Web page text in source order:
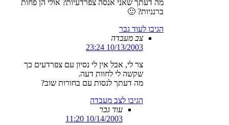
מה דעתך שאני אנסה צפרדעיות? אולי הן פחות
ברנניות? 🙂
הגיבו לעוד גבר
צב מעבדה
10/13/2003 23:24
צר לי, אבל אין לי נסיון עם צפרדעים כך
שקשה לי לחוות דעה.
מה דעתך לנסות עם בחורות שוב?
הגיבו לצב מעבדה
עוד גבר
10/14/2003 11:20